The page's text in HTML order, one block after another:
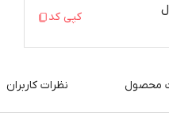
کپی کد
محصول نظرات کاربران